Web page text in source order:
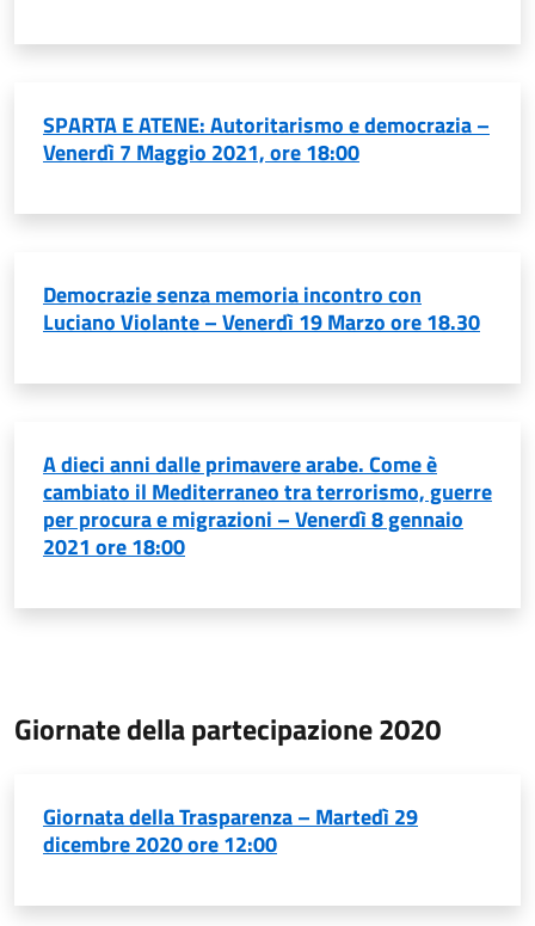
SPARTA E ATENE: Autoritarismo e democrazia –
Venerdì 7 Maggio 2021, ore 18:00
Democrazie senza memoria incontro con
Luciano Violante – Venerdì 19 Marzo ore 18.30
A dieci anni dalle primavere arabe. Come è
cambiato il Mediterraneo tra terrorismo, guerre
per procura e migrazioni – Venerdì 8 gennaio
2021 ore 18:00
Giornate della partecipazione 2020
Giornata della Trasparenza – Martedì 29
dicembre 2020 ore 12:00